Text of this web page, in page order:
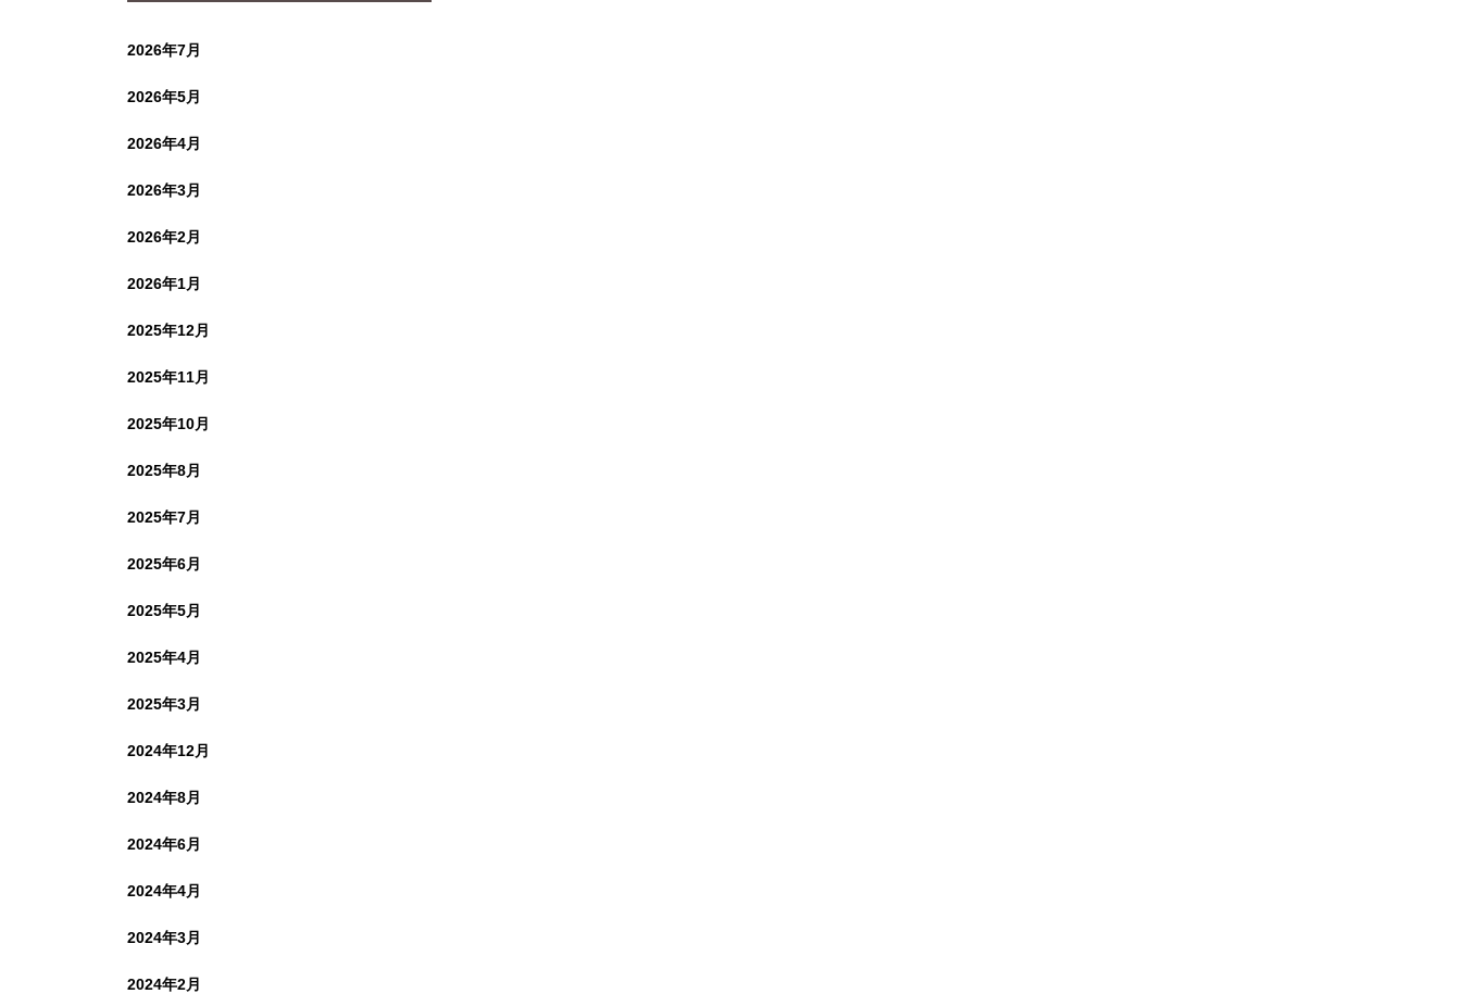
2026年7月
2026年5月
2026年4月
2026年3月
2026年2月
2026年1月
2025年12月
2025年11月
2025年10月
2025年8月
2025年7月
2025年6月
2025年5月
2025年4月
2025年3月
2024年12月
2024年8月
2024年6月
2024年4月
2024年3月
2024年2月